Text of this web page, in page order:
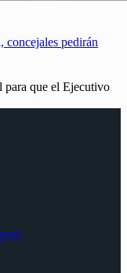
concejales pedirán
para que el Ejecutivo